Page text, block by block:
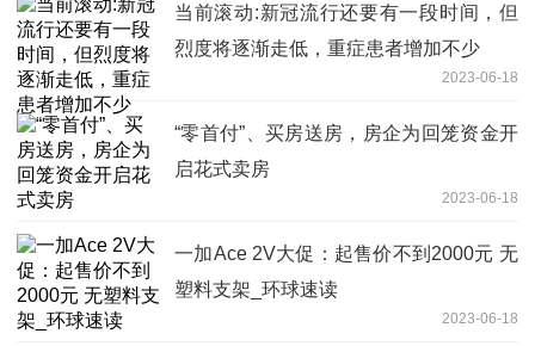
当前滚动:新冠流行还要有一段时间，但
烈度将逐渐走低，重症患者增加不少
2023-06-18
“零首付”、买房送房，房企为回笼资金开
启花式卖房
2023-06-18
一加Ace 2V大促：起售价不到2000元 无
塑料支架_环球速读
2023-06-18